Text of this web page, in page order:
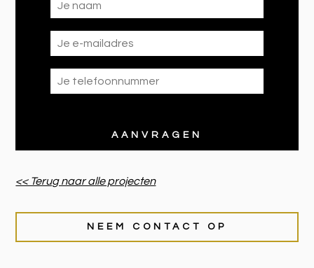
<< Terug naar alle projecten
NEEM CONTACT OP